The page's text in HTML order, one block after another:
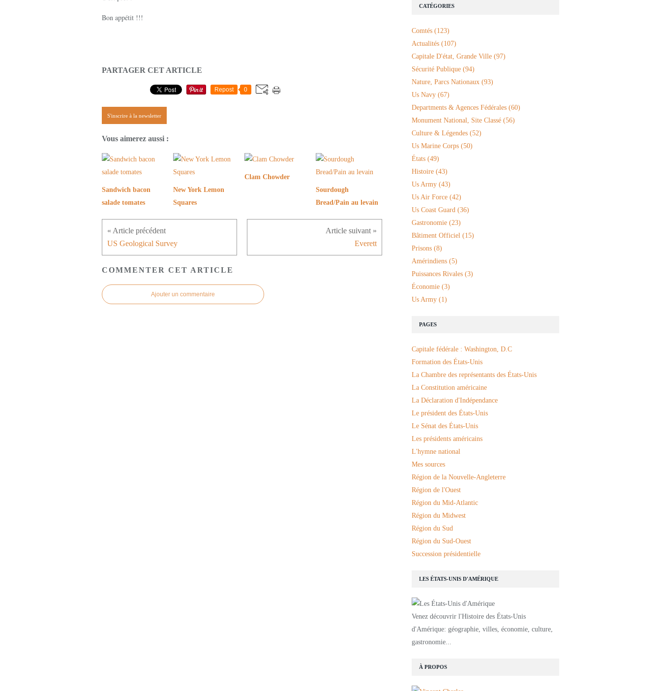
Bon appétit !!!
PARTAGER CET ARTICLE
Repost 0
S'inscrire à la newsletter
Vous aimerez aussi :
Sandwich bacon
salade tomates
New York Lemon
Squares
Clam Chowder
Sourdough
Bread/Pain au levain
US Geological Survey Everett
COMMENTER CET ARTICLE
Ajouter un commentaire
LES ÉTATS-UNIS D'AMÉRIQUE
Venez découvrir l'Histoire des États-Unis
d'Amérique: géographie, villes, économie, culture,
gastronomie...
À PROPOS
PAGES
Capitale fédérale : Washington, D.C
Formation des États-Unis
La Chambre des représentants des États-Unis
La Constitution américaine
La Déclaration d'Indépendance
Le président des États-Unis
Le Sénat des États-Unis
Les présidents américains
L'hymne national
Mes sources
Région de la Nouvelle-Angleterre
Région de l'Ouest
Région du Mid-Atlantic
Région du Midwest
Région du Sud
Région du Sud-Ouest
Succession présidentielle
CATÉGORIES
Comtés (123)
Actualités (107)
Capitale D'état, Grande Ville (97)
Sécurité Publique (94)
Nature, Parcs Nationaux (93)
Us Navy (67)
Departments & Agences Fédérales (60)
Monument National, Site Classé (56)
Culture & Légendes (52)
Us Marine Corps (50)
États (49)
Histoire (43)
Us Army (43)
Us Air Force (42)
Us Coast Guard (36)
Gastronomie (23)
Bâtiment Officiel (15)
Prisons (8)
Amérindiens (5)
Puissances Rivales (3)
Économie (3)
Us Army (1)